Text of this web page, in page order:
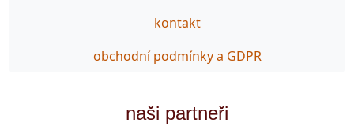
kontakt
obchodní podmínky a GDPR
naši partneři